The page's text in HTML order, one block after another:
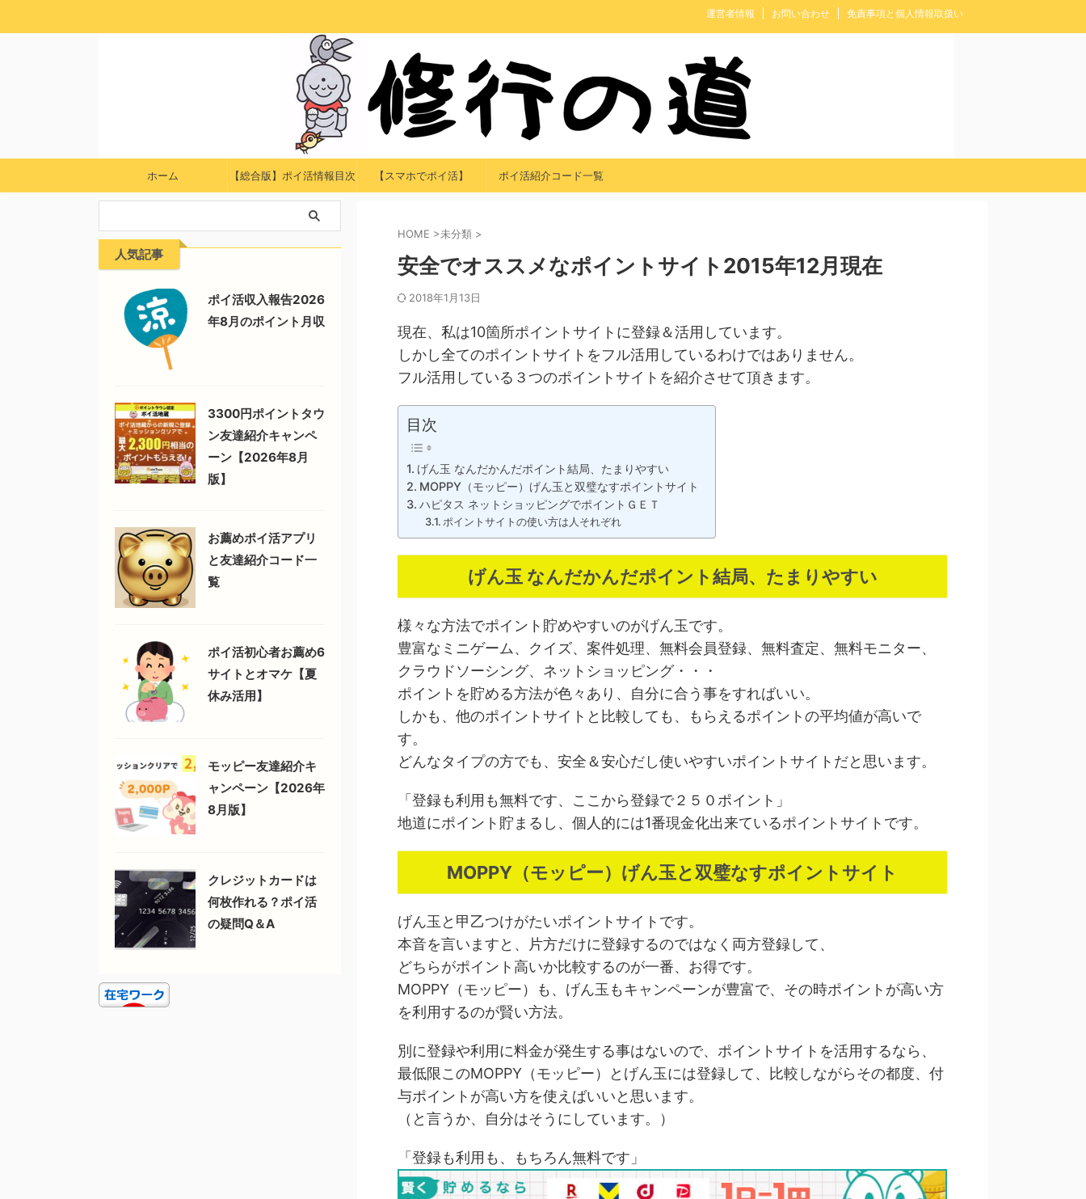
運営者情報 お問い合わせ 免責事項と個人情報取扱い
ホーム 【総合版】ポイ活情報目次 【スマホでポイ活】 ポイ活紹介コード一覧
HOME >未分類 >
安全でオススメなポイントサイト2015年12月現在
2018年1月13日
現在、私は10箇所ポイントサイトに登録＆活用しています。
しかし全てのポイントサイトをフル活用しているわけではありません。
フル活用している３つのポイントサイトを紹介させて頂きます。
目次
げん玉 なんだかんだポイント結局、たまりやすい
MOPPY（モッピー）げん玉と双璧なすポイントサイト
ハピタス ネットショッピングでポイントＧＥＴ
ポイントサイトの使い方は人それぞれ
げん玉 なんだかんだポイント結局、たまりやすい
様々な方法でポイント貯めやすいのがげん玉です。
豊富なミニゲーム、クイズ、案件処理、無料会員登録、無料査定、無料モニター、
クラウドソーシング、ネットショッピング・・・
ポイントを貯める方法が色々あり、自分に合う事をすればいい。
しかも、他のポイントサイトと比較しても、もらえるポイントの平均値が高いで
す。
どんなタイプの方でも、安全＆安心だし使いやすいポイントサイトだと思います。
「登録も利用も無料です、ここから登録で２５０ポイント」
地道にポイント貯まるし、個人的には1番現金化出来ているポイントサイトです。
MOPPY（モッピー）げん玉と双璧なすポイントサイト
げん玉と甲乙つけがたいポイントサイトです。
本音を言いますと、片方だけに登録するのではなく両方登録して、
どちらがポイント高いか比較するのが一番、お得です。
MOPPY（モッピー）も、げん玉もキャンペーンが豊富で、その時ポイントが高い方
を利用するのが賢い方法。
別に登録や利用に料金が発生する事はないので、ポイントサイトを活用するなら、
最低限このMOPPY（モッピー）とげん玉には登録して、比較しながらその都度、付
与ポイントが高い方を使えばいいと思います。
（と言うか、自分はそうにしています。）
「登録も利用も、もちろん無料です」
人気記事
ポイ活収入報告2026
年8月のポイント月収
3300円ポイントタウ
ン友達紹介キャンペ
ーン【2026年8月
版】
お薦めポイ活アプリ
と友達紹介コード一
覧
ポイ活初心者お薦め6
サイトとオマケ【夏
休み活用】
モッピー友達紹介キ
ャンペーン【2026年
8月版】
クレジットカードは
何枚作れる？ポイ活
の疑問Q＆A